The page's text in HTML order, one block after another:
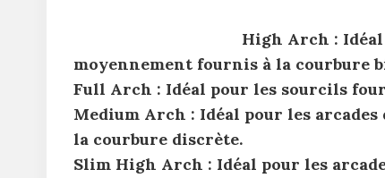
High Arch :
moyennement fournis à la courbure
Full Arch : Idéal pour les sourcils
Medium Arch : Idéal pour les
la courbure discrète.
Slim High Arch : Idéal pour les